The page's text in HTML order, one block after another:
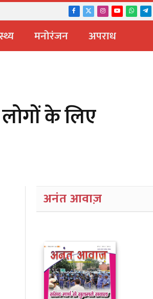
Facebook
X
Instagram
YouTube
मनोरंजन अपराध
के लिए
अनंत आवाज़